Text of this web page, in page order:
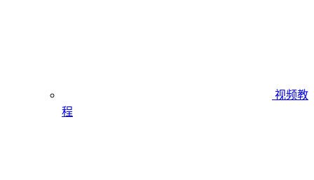
视频教
程